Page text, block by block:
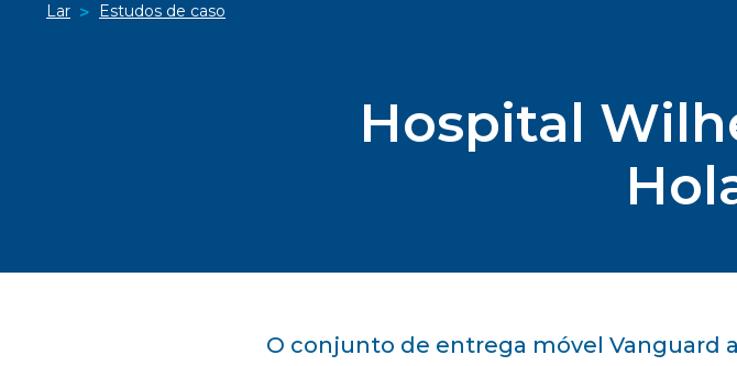
Lar > Estudos de caso
Hospital
O conjunto de entrega móvel Vanguard